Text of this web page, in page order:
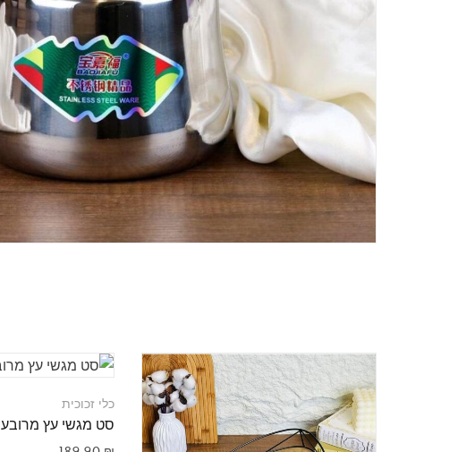
כלי זכוכית
סט מגשי עץ מרובע